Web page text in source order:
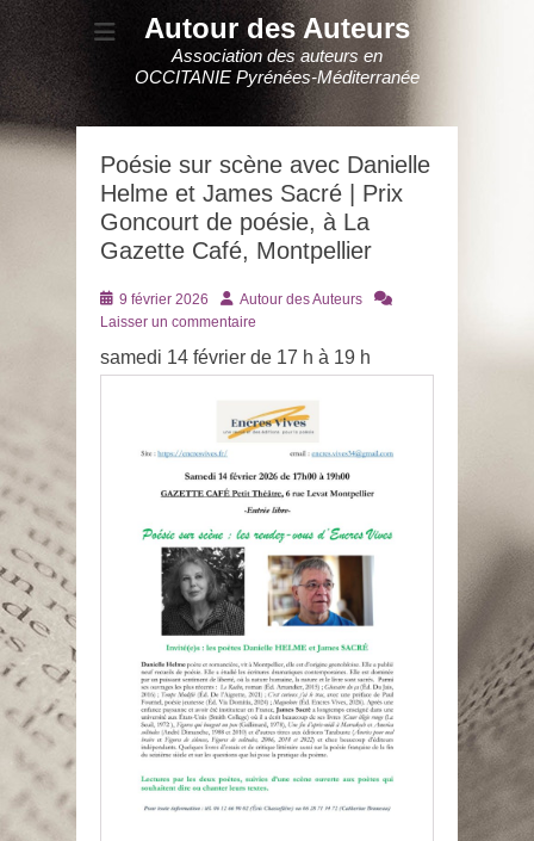
Autour des Auteurs
Association des auteurs en
OCCITANIE Pyrénées-Méditerranée
Poésie sur scène avec Danielle
Helme et James Sacré | Prix
Goncourt de poésie, à La
Gazette Café, Montpellier
Posté
le
9 février 2026 AuteurAutour des Auteurs
Laisser un commentaire
samedi 14 février de 17 h à 19 h